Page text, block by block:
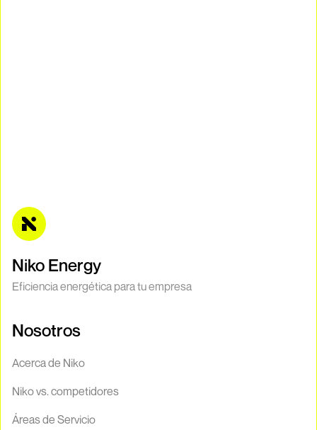
Niko Energy
Eficiencia energética para tu empresa
Nosotros
Acerca de Niko
Niko vs. competidores
Áreas de Servicio